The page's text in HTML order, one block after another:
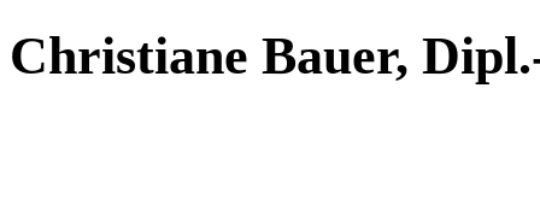
Christiane Bauer,